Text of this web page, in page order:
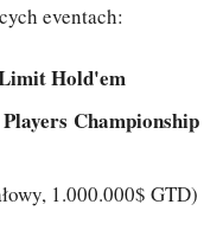
eventach:
Hold'em
Championship
1.000.000$ GTD)